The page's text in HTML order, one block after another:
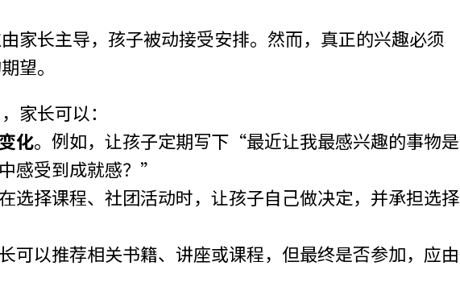
家长主导，孩子被动接受安排。然而，真正的兴趣必须
望。
家长可以：
化。例如，让孩子定期写下“最近让我最感兴趣的事物是
感受到成就感？”
选择课程、社团活动时，让孩子自己做决定，并承担选择
可以推荐相关书籍、讲座或课程，但最终是否参加，应由